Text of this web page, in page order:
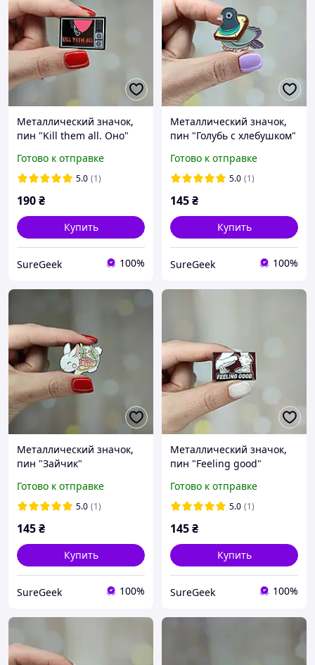
Металлический значок,
пин "Kill them all. Оно"
Готово к отправке
5.0 (1)
190₴
Купить
SureGeek 100%
Металлический значок,
пин "Голубь с хлебушком"
Готово к отправке
5.0 (1)
145₴
Купить
SureGeek 100%
Металлический значок,
пин "Зайчик"
Готово к отправке
5.0 (1)
145₴
Купить
SureGeek 100%
Металлический значок,
пин "Feeling good"
Готово к отправке
5.0 (1)
145₴
Купить
SureGeek 100%